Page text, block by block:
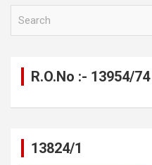
R.O.No :- 13954/74
13824/1